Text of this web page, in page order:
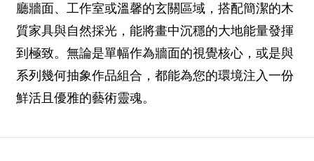
廳牆面、工作室或溫馨的玄關區域，搭配簡潔的木
質家具與自然採光，能將畫中沉穩的大地能量發揮
到極致。無論是單幅作為牆面的視覺核心，或是與
系列幾何抽象作品組合，都能為您的環境注入一份
鮮活且優雅的藝術靈魂。